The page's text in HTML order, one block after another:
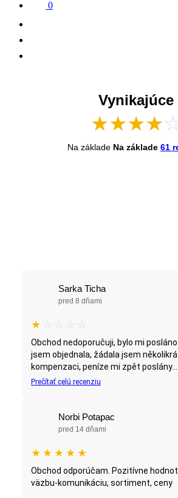
0
Vynikajúce
★★★★
Na základe Na základe 61
Sarka Ticha
pred 8 dňami
★ ☆ ☆ ☆ ☆
Obchod nedoporučuji, bylo mi
jsem objednala, žádala jsem
kompenzaci, peníze mi zpět poslány...
Prečítať celú recenziu
Norbi Potapac
pred 14 dňami
★ ★ ★ ★ ★
Obchod odporúčam. Pozitívne
väzbu-komunikáciu, sortiment, ceny